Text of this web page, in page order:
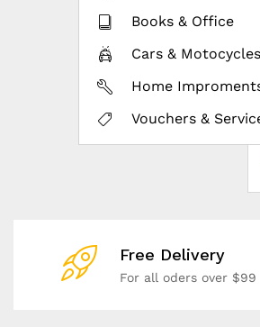
Books & Office
Cars & Motocycles
Home
Vouchers &
Free Delivery
For all oders over $99